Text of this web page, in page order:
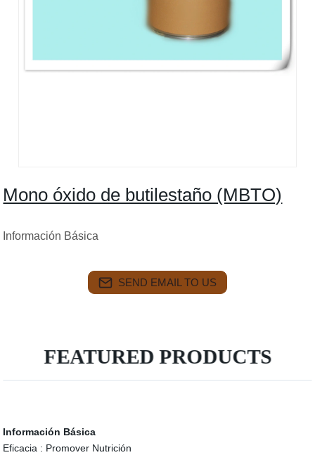
Mono óxido de butilestaño (MBTO)
Información Básica
SEND EMAIL TO US
FEATURED PRODUCTS
Información Básica
Eficacia : Promover Nutrición